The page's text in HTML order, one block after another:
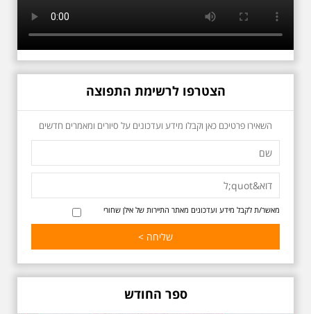
26.6.2026 - שישי בבוקר
ב 10:00 אריק איינשטיין
סיור מיוחד בעקבות חייו
ושיריו - עטור מצחך זהב
שחור תחנות תל אביביות
מחייו של אריק איינשטיין -
מתאים גם למשפחות -
13 שנים לפטירתו של זמר ענק. סיור
באחדים מתחנותיו של אריק איינשטיין
בתל-אביב. החל ממקום ילדותו, דרך
המקומות שהזכיר בשיריו. מקום
עליהם חלם והתגעגע. נתחיל מבית
הולדתו ברחוב גורדון. נשמע אחדים
הצטרפו לרשימת התפוצה
השאירו פרטיכם כאן וקבלו מידע ועדכונים על סיורים ומאמרים חדשים
מאשר/ת לקבל מידע ועדכונים מאתר התיירות של אילן שחורי
ספר החודש